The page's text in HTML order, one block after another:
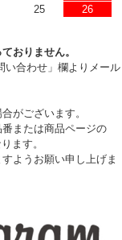
25
26
おりません。
い合わせ」欄よりメール
がございます。
または商品ページの
ます。
ようお願い申し上げま